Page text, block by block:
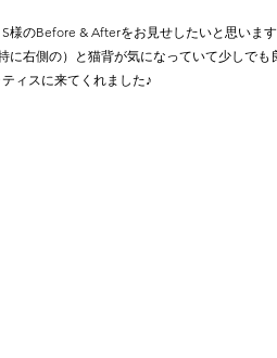
様のBefore & Afterをお見せしたいと思いま
に右側の）と猫背が気になっていて少しでも
ィスに来てくれました♪